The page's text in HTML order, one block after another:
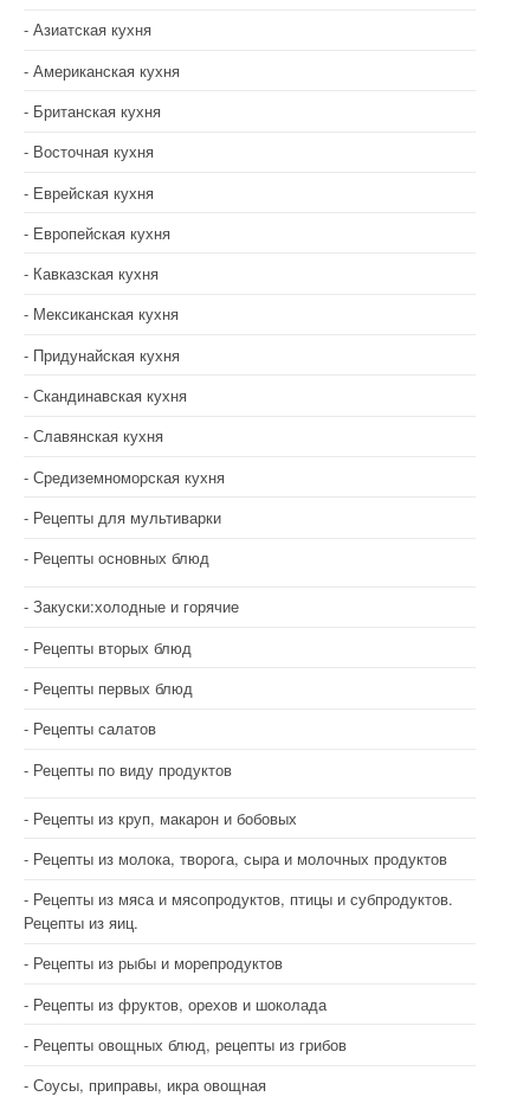
Азиатская кухня
Американская кухня
Британская кухня
Восточная кухня
Еврейская кухня
Европейская кухня
Кавказская кухня
Мексиканская кухня
Придунайская кухня
Скандинавская кухня
Славянская кухня
Средиземноморская кухня
Рецепты для мультиварки
Рецепты основных блюд
Закуски:холодные и горячие
Рецепты вторых блюд
Рецепты первых блюд
Рецепты салатов
Рецепты по виду продуктов
Рецепты из круп, макарон и бобовых
Рецепты из молока, творога, сыра и молочных продуктов
Рецепты из мяса и мясопродуктов, птицы и субпродуктов.
Рецепты из яиц.
Рецепты из рыбы и морепродуктов
Рецепты из фруктов, орехов и шоколада
Рецепты овощных блюд, рецепты из грибов
Соусы, приправы, икра овощная